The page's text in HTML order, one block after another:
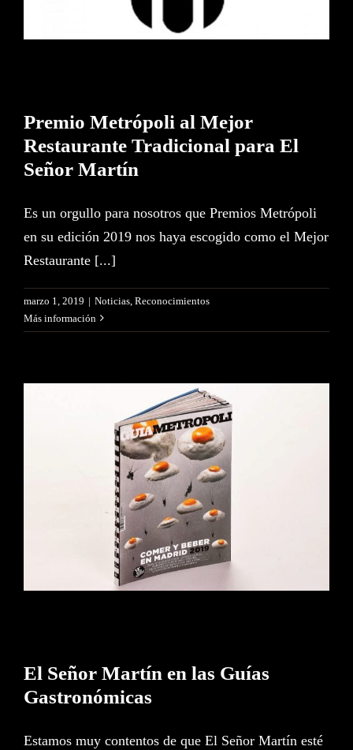
Premio Metrópoli al Mejor
Restaurante Tradicional para El
Señor Martín
Es un orgullo para nosotros que Premios Metrópoli
en su edición 2019 nos haya escogido como el Mejor
Restaurante [...]
marzo 1, 2019 | Noticias Reconocimientos
Más información
El Señor Martín en las Guías
Gastronómicas
El Señor Martín en las Guías
Gastronómicas
Estamos muy contentos de que El Señor Martín esté